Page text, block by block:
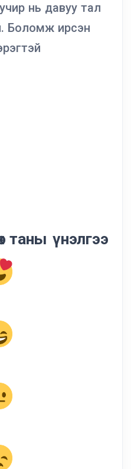
учир нь давуу тал
Боломж ирсэн
таны үнэлгээ